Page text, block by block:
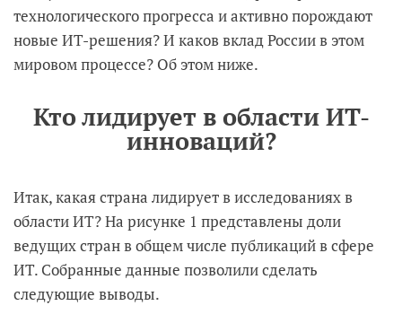
технологического прогресса и активно порождают
новые ИТ-решения? И каков вклад России в этом
мировом процессе? Об этом ниже.
Кто лидирует в области ИТ-
инноваций?
Итак, какая страна лидирует в исследованиях в
области ИТ? На рисунке 1 представлены доли
ведущих стран в общем числе публикаций в сфере
ИТ. Собранные данные позволили сделать
следующие выводы.